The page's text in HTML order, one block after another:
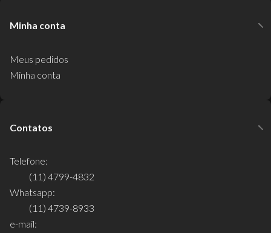
Minha conta
Meus pedidos
Minha conta
Contatos
Telefone:
(11) 4799-4832
Whatsapp:
(11) 4739-8933
e-mail: